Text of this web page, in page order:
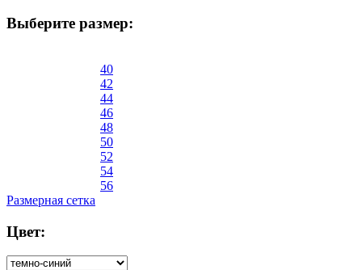
Выберите размер:
40
42
44
46
48
50
52
54
56
Размерная сетка
Цвет: